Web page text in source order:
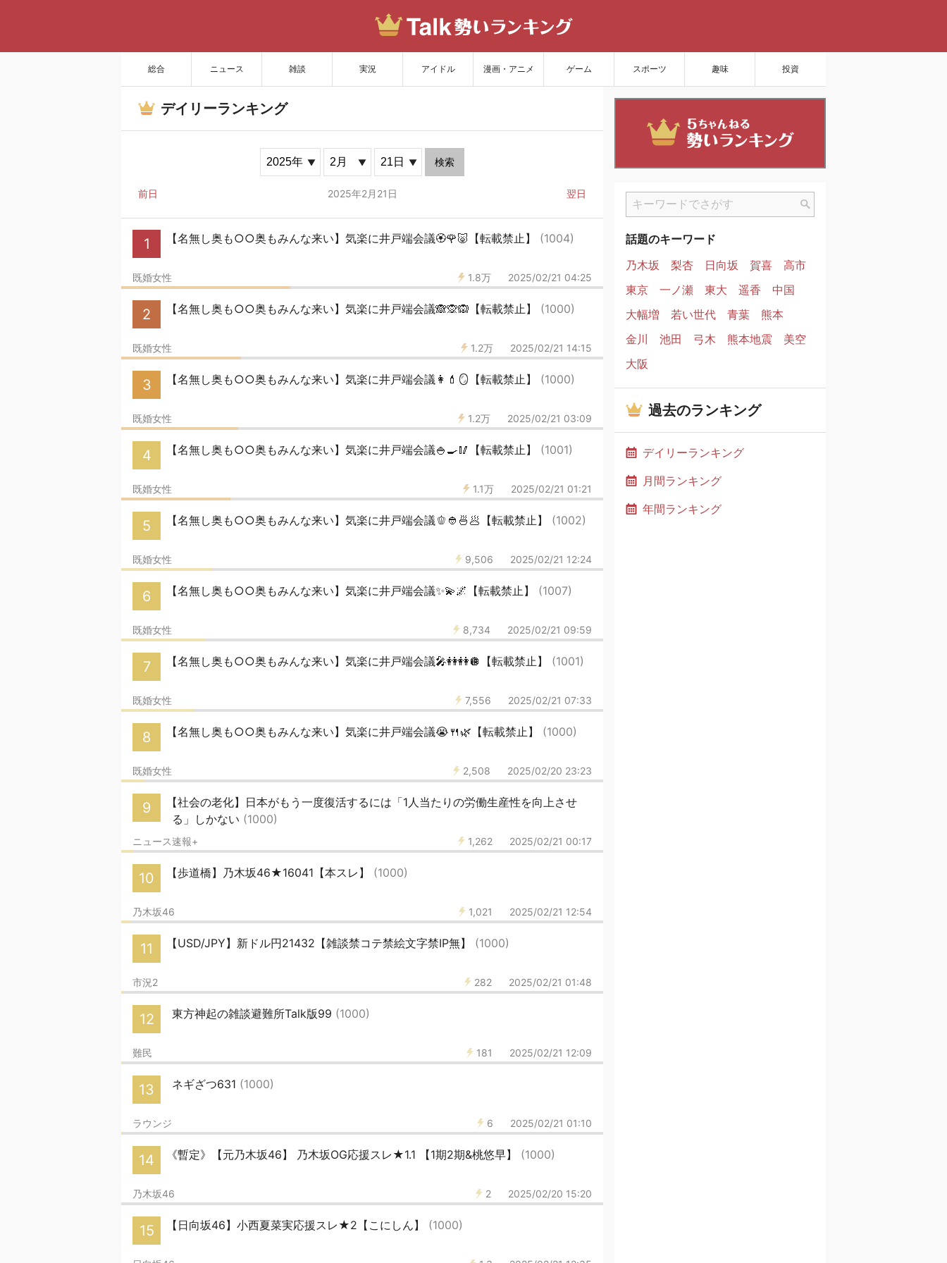
総合 ニュース 雑談 実況 アイドル 漫画・アニメ ゲーム スポーツ 趣味 投資
サイトを更新
デイリーランキング
検索
前日 2025年2月21日 翌日
1 【名無し奥も○○奥もみんな来い】気楽に井戸端会議🏵🌹🐷【転載禁止】 (1004)
1.8万 2025/02/21 04:25
既婚女性
2 【名無し奥も○○奥もみんな来い】気楽に井戸端会議🙈🙊🙉【転載禁止】 (1000)
1.2万 2025/02/21 14:15
既婚女性
3 【名無し奥も○○奥もみんな来い】気楽に井戸端会議👩💄🪞【転載禁止】 (1000)
1.2万 2025/02/21 03:09
既婚女性
4 【名無し奥も○○奥もみんな来い】気楽に井戸端会議🍚🍳🥢【転載禁止】 (1001)
1.1万 2025/02/21 01:21
既婚女性
5 【名無し奥も○○奥もみんな来い】気楽に井戸端会議🫑👲🍜🥟【転載禁止】 (1002)
9,506 2025/02/21 12:24
既婚女性
6 【名無し奥も○○奥もみんな来い】気楽に井戸端会議✨💫🌌【転載禁止】 (1007)
8,734 2025/02/21 09:59
既婚女性
7 【名無し奥も○○奥もみんな来い】気楽に井戸端会議🎤👭👭🪩【転載禁止】 (1001)
7,556 2025/02/21 07:33
既婚女性
8 【名無し奥も○○奥もみんな来い】気楽に井戸端会議😭🍴🌿【転載禁止】 (1000)
2,508 2025/02/20 23:23
既婚女性
9
【社会の老化】日本がもう一度復活するには「1人当たりの労働生産性を向上させ
る」しかない (1000)
1,262 2025/02/21 00:17
ニュース速報+
10 【歩道橋】乃木坂46★16041【本スレ】 (1000)
1,021 2025/02/21 12:54
乃木坂46
11 【USD/JPY】新ドル円21432【雑談禁コテ禁絵文字禁IP無】 (1000)
282 2025/02/21 01:48
市況2
12 東方神起の雑談避難所Talk版99 (1000)
181 2025/02/21 12:09
難民
13 ネギざつ631 (1000)
6 2025/02/21 01:10
ラウンジ
14 《暫定》【元乃木坂46】 乃木坂OG応援スレ★1.1 【1期2期&桃悠早】 (1000)
2 2025/02/20 15:20
乃木坂46
15 【日向坂46】小西夏菜実応援スレ★2【こにしん】 (1000)
話題のキーワード
乃木坂
梨杏 日向坂 賀喜
高市
東京
一ノ瀬 東大 遥香
中国
大幅増
若い世代 青葉
熊本
金川
池田 弓木 熊本地震
美空
大阪
過去のランキング
デイリーランキング
月間ランキング
年間ランキング